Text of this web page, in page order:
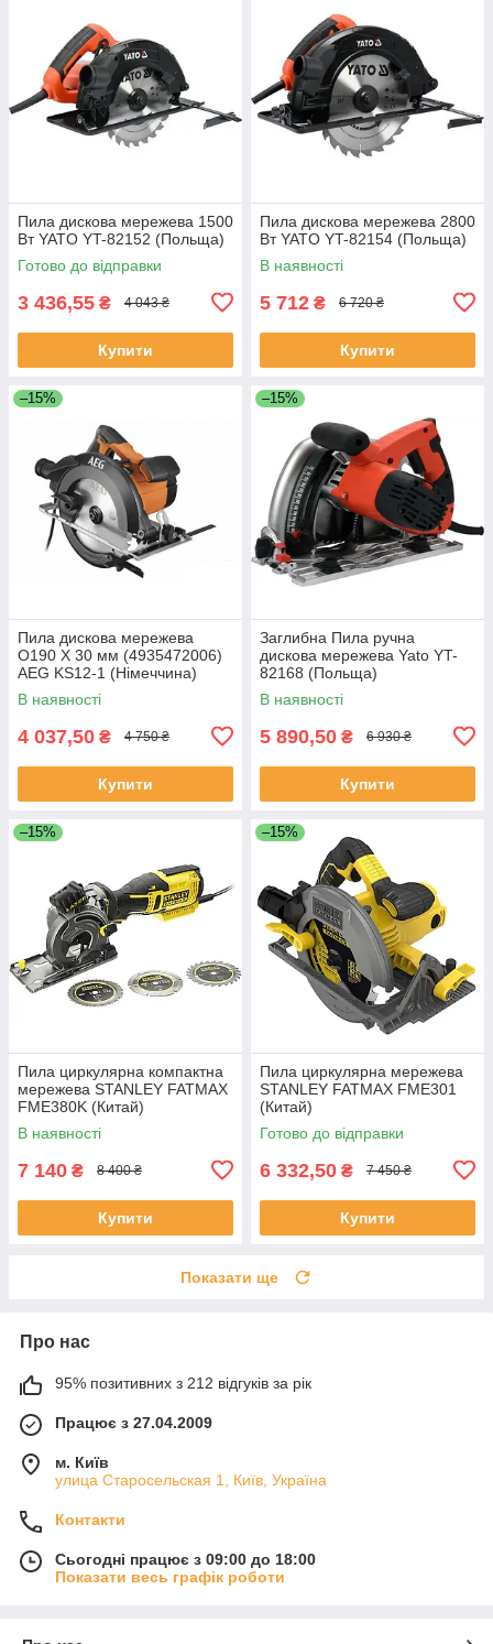
Пила дискова мережева 1500
Вт YATO YT-82152 (Польща)
Готово до відправки
3 436,55 ₴ 4 043 ₴
Купити
Пила дискова мережева 2800
Вт YATO YT-82154 (Польща)
В наявності
5 712 ₴ 6 720 ₴
Купити
–15%
Пила дискова мережева
O190 X 30 мм (4935472006)
AEG KS12-1 (Німеччина)
В наявності
4 037,50 ₴ 4 750 ₴
Купити
–15%
Заглибна Пила ручна
дискова мережева Yato YT-
82168 (Польща)
В наявності
5 890,50 ₴ 6 930 ₴
Купити
–15%
Пила циркулярна компактна
мережева STANLEY FATMAX
FME380K (Китай)
В наявності
7 140 ₴ 8 400 ₴
Купити
–15%
Пила циркулярна мережева
STANLEY FATMAX FME301
(Китай)
Готово до відправки
6 332,50 ₴ 7 450 ₴
Купити
Показати ще
Про нас
95% позитивних з 212 відгуків за рік
Працює з 27.04.2009
м. Київ
улица Старосельская 1, Київ, Україна
Контакти
Сьогодні працює з 09:00 до 18:00
Показати весь графік роботи